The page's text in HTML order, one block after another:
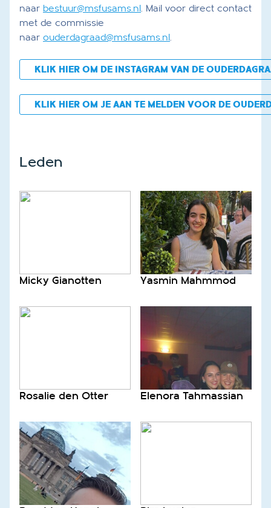
naar bestuur@msfusams.nl. Mail voor direct contact
met de commissie
naar ouderdagraad@msfusams.nl.
KLIK HIER OM DE INSTAGRAM VAN DE
KLIK HIER OM JE AAN TE MELDEN VOOR DE
Leden
Micky Gianotten Yasmin Mahmmod
Rosalie den Otter Elenora Tahmassian